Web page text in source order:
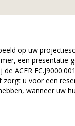
op uw
een presentatie
ACER
u voor een
wanneer uw